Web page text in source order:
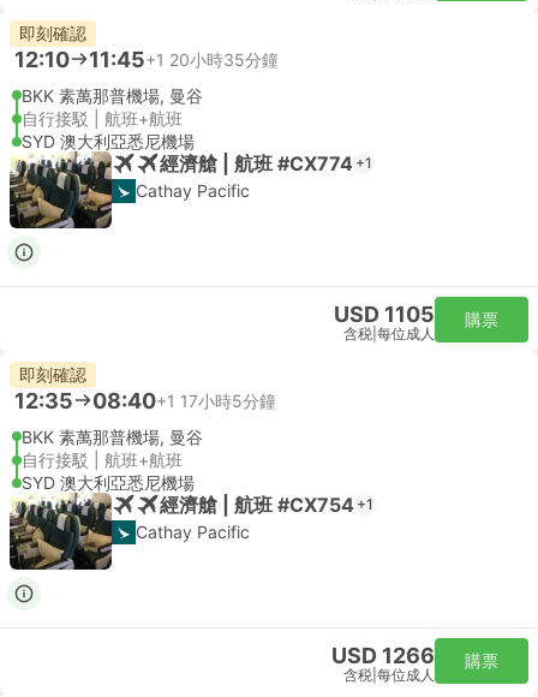
即刻確認
12:10 11:45+1 20小時35分鐘
BKK 素萬那普機場, 曼谷
自行接駁 | 航班+航班
SYD 澳大利亞悉尼機場
經濟艙 | 航班 #CX774 +1
Cathay Pacific
USD 1105
含税 每位成人
購票
即刻確認
12:35 08:40+1 17小時5分鐘
BKK 素萬那普機場, 曼谷
自行接駁 | 航班+航班
SYD 澳大利亞悉尼機場
經濟艙 | 航班 #CX754 +1
Cathay Pacific
USD 1266
含税 每位成人
購票